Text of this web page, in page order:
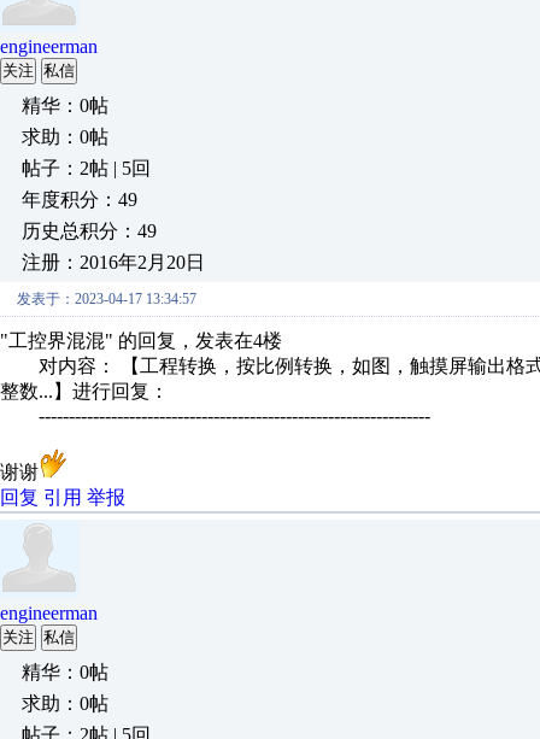
engineerman
关注 私信
精华：0帖
求助：0帖
帖子：2帖 | 5回
年度积分：49
历史总积分：49
注册：2016年2月20日
发表于：2023-04-17 13:34:57
"工控界混混" 的回复，发表在4楼
对内容： 【工程转换，按比例转换，如图，触摸屏输出格
整数...】进行回复：
-----------------------------------------------------------------
谢谢
回复 引用 举报
engineerman
关注 私信
精华：0帖
求助：0帖
帖子：2帖 | 5回